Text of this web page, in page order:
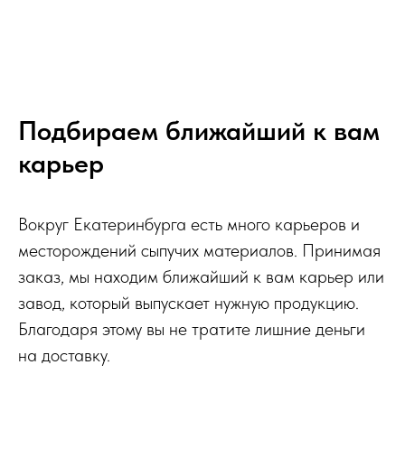
Подбираем ближайший к вам
карьер
Вокруг Екатеринбурга есть много карьеров и
месторождений сыпучих материалов. Принимая
заказ, мы находим ближайший к вам карьер или
завод, который выпускает нужную продукцию.
Благодаря этому вы не тратите лишние деньги
на доставку.